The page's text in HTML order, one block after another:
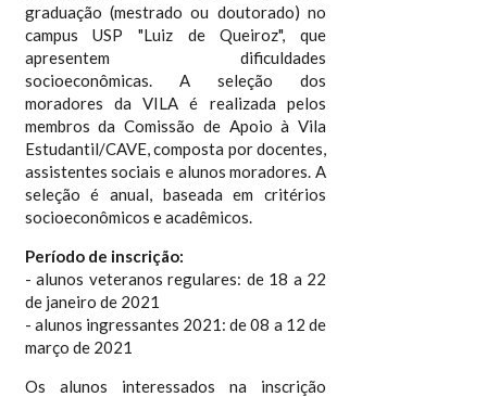
graduação (mestrado ou doutorado) no
campus USP "Luiz de Queiroz", que
apresentem dificuldades
socioeconômicas. A seleção dos
moradores da VILA é realizada pelos
membros da Comissão de Apoio à Vila
Estudantil/CAVE, composta por docentes,
assistentes sociais e alunos moradores. A
seleção é anual, baseada em critérios
socioeconômicos e acadêmicos.
Período de inscrição:
- alunos veteranos regulares: de 18 a 22
de janeiro de 2021
- alunos ingressantes 2021: de 08 a 12 de
março de 2021
Os alunos interessados na inscrição